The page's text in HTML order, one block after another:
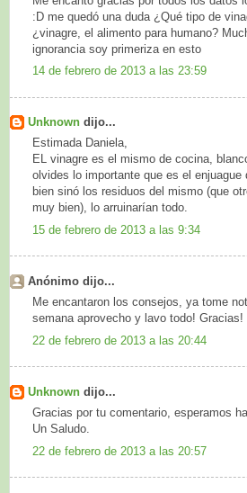
:D me quedó una duda ¿Qué tipo de
¿vinagre, el alimento para humano?
ignorancia soy primeriza en esto
14 de febrero de 2013 a las 23:59
Unknown dijo...
Estimada Daniela,
EL vinagre es el mismo de cocina,
olvides lo importante que es el
bien sinó los residuos del mismo (que
muy bien), lo arruinarían todo.
15 de febrero de 2013 a las 9:34
Anónimo dijo...
Me encantaron los consejos, ya tome
semana aprovecho y lavo todo! Gracias!
22 de febrero de 2013 a las 20:44
Unknown dijo...
Gracias por tu comentario, esperamos
Un Saludo.
22 de febrero de 2013 a las 20:57